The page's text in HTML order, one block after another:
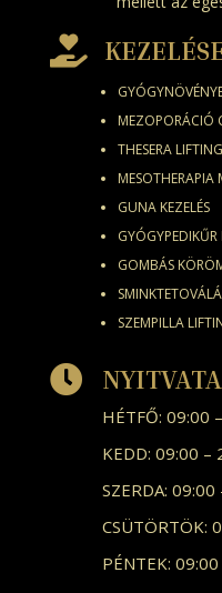

MEZOPORÁCIÓ
THESERA
MESOTHERAPIA
GUNA KEZELÉS
GYÓGYPEDIKŰR
GOMBÁS
SZEMPILLA

HÉTFŐ: 09:00
KEDD: 09:00 –
SZERDA: 09:00
CSÜTÖRTÖK:
PÉNTEK: